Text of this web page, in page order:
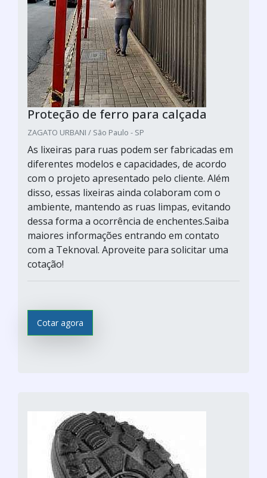
Proteção de ferro para calçada
ZAGATO URBANI / São Paulo - SP
As lixeiras para ruas podem ser fabricadas em
diferentes modelos e capacidades, de acordo
com o projeto apresentado pelo cliente. Além
disso, essas lixeiras ainda colaboram com o
ambiente, mantendo as ruas limpas, evitando
dessa forma a ocorrência de enchentes.Saiba
maiores informações entrando em contato
com a Teknoval. Aproveite para solicitar uma
cotação!
Cotar agora